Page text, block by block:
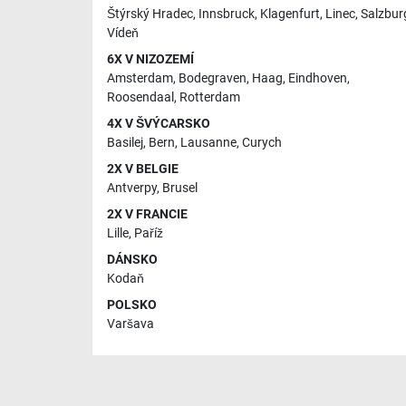
Štýrský Hradec, Innsbruck, Klagenfurt, Linec,
Vídeň
6X V NIZOZEMÍ
Amsterdam, Bodegraven, Haag, Eindhoven,
Roosendaal , Rotterdam
4X V ŠVÝCARSKO
Basilej, Bern, Lausanne, Curych
2X V BELGIE
Antverpy, Brusel
2X V FRANCIE
Lille, Paříž
DÁNSKO
Kodaň
POLSKO
Varšava